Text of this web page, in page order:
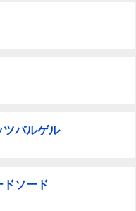
ツバルゲル
ドソード